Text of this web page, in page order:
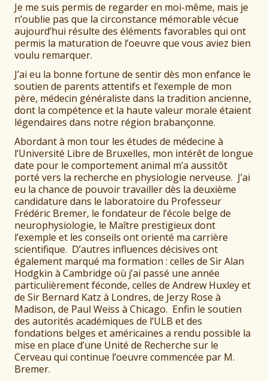
Je me suis permis de regarder en moi-même, mais je
n’oublie pas que la circonstance mémorable vécue
aujourd’hui résulte des éléments favorables qui ont
permis la maturation de l’oeuvre que vous aviez bien
voulu remarquer.
J’ai eu la bonne fortune de sentir dès mon enfance le
soutien de parents attentifs et l’exemple de mon
père, médecin généraliste dans la tradition ancienne,
dont la compétence et la haute valeur morale étaient
légendaires dans notre région brabançonne.
Abordant à mon tour les études de médecine à
l’Université Libre de Bruxelles, mon intérêt de longue
date pour le comportement animal m’a aussitôt
porté vers la recherche en physiologie nerveuse. J’ai
eu la chance de pouvoir travailler dès la deuxième
candidature dans le laboratoire du Professeur
Frédéric Bremer, le fondateur de l’école belge de
neurophysiologie, le Maître prestigieux dont
l’exemple et les conseils ont orienté ma carrière
scientifique. D’autres influences décisives ont
également marqué ma formation : celles de Sir Alan
Hodgkin à Cambridge où j’ai passé une année
particulièrement féconde, celles de Andrew Huxley et
de Sir Bernard Katz à Londres, de Jerzy Rose à
Madison, de Paul Weiss à Chicago. Enfin le soutien
des autorités académiques de l’ULB et des
fondations belges et américaines a rendu possible la
mise en place d’une Unité de Recherche sur le
Cerveau qui continue l’oeuvre commencée par M.
Bremer.